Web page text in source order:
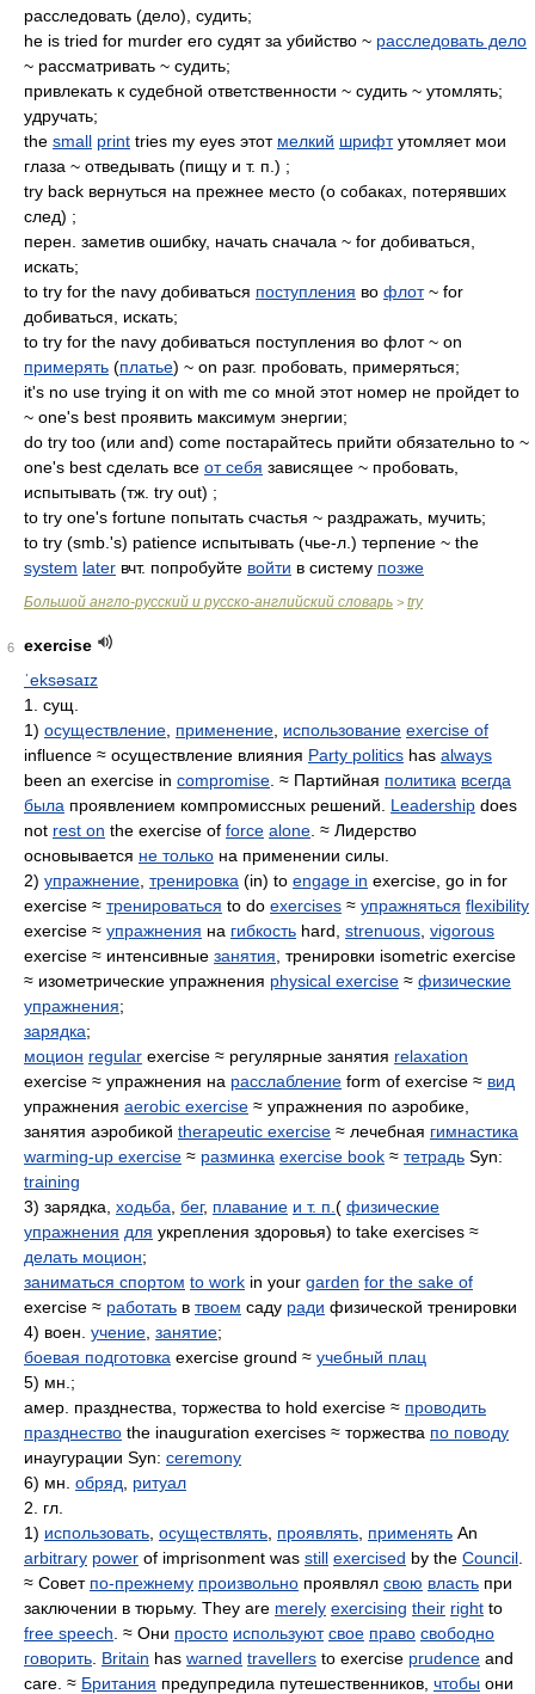
расследовать (дело), судить;
he is tried for murder его судят за убийство ~ расследовать дело
~ рассматривать ~ судить;
привлекать к судебной ответственности ~ судить ~ утомлять;
удручать;
the small print tries my eyes этот мелкий шрифтутомляет мои
глаза ~ отведывать (пищу и т. п.) ;
try back вернуться на прежнее место (о собаках, потерявших
след) ;
перен. заметив ошибку, начать сначала ~ for добиваться,
искать;
to try for the navy добиваться поступления во флот~ for
добиваться, искать;
to try for the navy добиваться поступления во флот ~ on
примерять (платье) ~ on разг. пробовать, примеряться;
it's no use trying it on with me со мной этот номер не пройдет to
~ one's best проявить максимум энергии;
do try too (или and) come постарайтесь прийти обязательно to ~
one's best сделать все от себя зависящее ~ пробовать,
испытывать (тж. try out) ;
to try one's fortune попытать счастья ~ раздражать, мучить;
to try (smb.'s) patience испытывать (чье-л.) терпение ~ the
system later вчт. попробуйте войти в систему позже
Большой англо-русский и русско-английский словарь > try
6
exercise
ˈeksəsaɪz
1. сущ.
1) осуществление применение использование exercise of
influence ≈ осуществление влияния Party politics has always
been an exercise in compromise . ≈ Партийная политика всегда
была проявлением компромиссных решений. Leadership does
not rest on the exercise of force alone . ≈ Лидерство
основывается не только на применении силы.
2) упражнение тренировка (in) to engage in exercise, go in for
exercise ≈ тренироваться to do exercises ≈ упражняться flexibility
exercise ≈ упражнения на гибкость hard, strenuous vigorous
exercise ≈ интенсивные занятия , тренировки isometric exercise
≈ изометрические упражнения physical exercise ≈ физические
упражнения;
зарядка;
моцион regular exercise ≈ регулярные занятия relaxation
exercise ≈ упражнения на расслабление form of exercise ≈ вид
упражнения aerobic exercise ≈ упражнения по аэробике,
занятия аэробикой therapeutic exercise ≈ лечебная гимнастика
warming-up exercise ≈ разминка exercise book ≈ тетрадь Syn:
training
3) зарядка, ходьба бег, плавание и т. п. ( физические
упражнения для укрепления здоровья) to take exercises ≈
делать моцион;
заниматься спортом to work in your garden for the sake of
exercise ≈ работать в твоем саду ради физической тренировки
4) воен. учение занятие;
боевая подготовка exercise ground ≈ учебный плац
5) мн.;
амер. празднества, торжества to hold exercise ≈ проводить
празднество the inauguration exercises ≈ торжества по поводу
инаугурации Syn: ceremony
6) мн. обряд
ритуал
2. гл.
1) использовать осуществлять проявлять применять An
arbitrary power of imprisonment was still exercised by the Council
≈ Совет по-прежнему произвольно проявлял свою власть при
заключении в тюрьму. They are merely exercising their right to
free speech . ≈ Они просто используют свое право свободно
говорить Britain has warned travellers to exercise prudence and
care. ≈ Британия предупредила путешественников, чтобы они